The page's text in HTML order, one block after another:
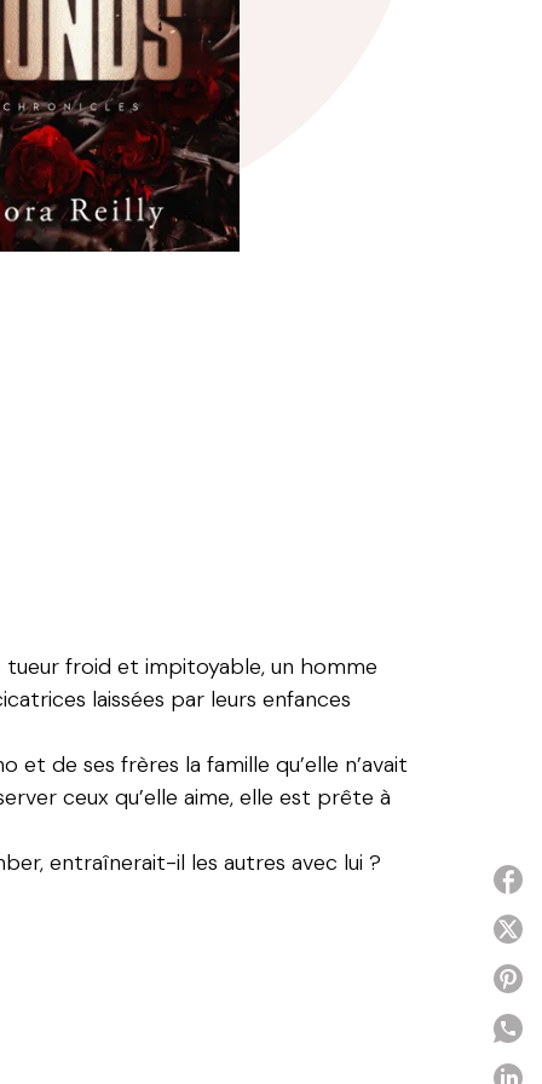
tueur froid et impitoyable, un homme
laissées par leurs enfances
et de ses frères la famille qu’elle n’avait
ceux qu’elle aime, elle est prête à
entraînerait-il les autres avec lui ?